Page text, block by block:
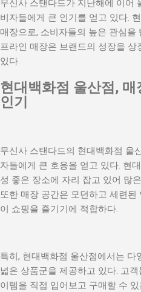
기본 콘텐츠
무신사 스탠다드가 지난해에 이어
비자들에게 큰 인기를 얻고 있다.
매장으로, 소비자들의 높은 관심을
프라인 매장은 브랜드의 성장을
있다.
현대백화점 울산점,
인기
무신사 스탠다드의 현대백화점 울
자들에게 큰 호응을 얻고 있다. 현
성 좋은 장소에 자리 잡고 있어 많
또한 매장 공간은 모던하고 세련
이 쇼핑을 즐기기에 적합하다.
특히, 현대백화점 울산점에서는
넓은 상품군을 제공하고 있다. 고
이템을 직접 입어보고 구매할 수